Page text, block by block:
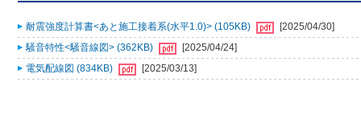
耐震強度計算書<あと施工接着系(水平1.0)> (105KB)
[2025/04/30]
騒音特性<騒音線図> (362KB)
[2025/04/24]
電気配線図 (834KB)
[2025/03/13]